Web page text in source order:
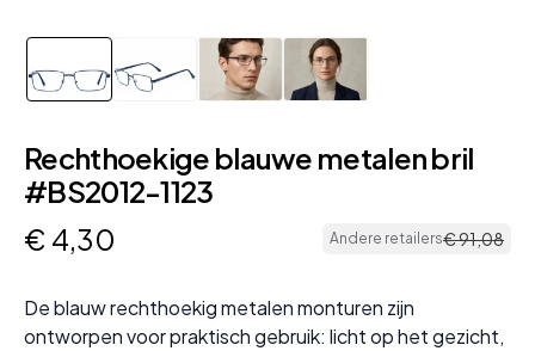
Rechthoekige blauwe metalen bril
#BS2012-1123
€ 4,30 Andere retailers€91,08
De blauw rechthoekig metalen monturen zijn
ontworpen voor praktisch gebruik: licht op het gezicht,